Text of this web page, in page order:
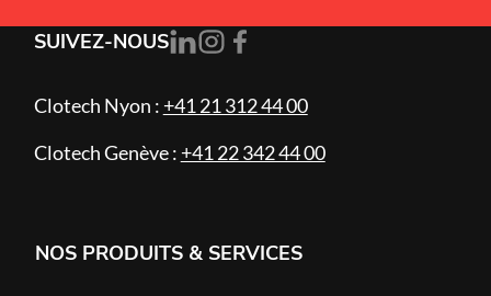
SUIVEZ-NOUS
Clotech Nyon : +41 21 312 44 00
Clotech Genève : +41 22 342 44 00
NOS PRODUITS & SERVICES